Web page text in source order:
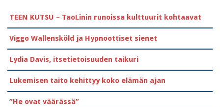
TEEN KUTSU – TaoLinin runoissa kulttuurit kohtaavat
Viggo Wallensköld ja Hypnoottiset sienet
Lydia Davis, itsetietoisuuden taikuri
Lukemisen taito kehittyy koko elämän ajan
”He ovat väärässä”